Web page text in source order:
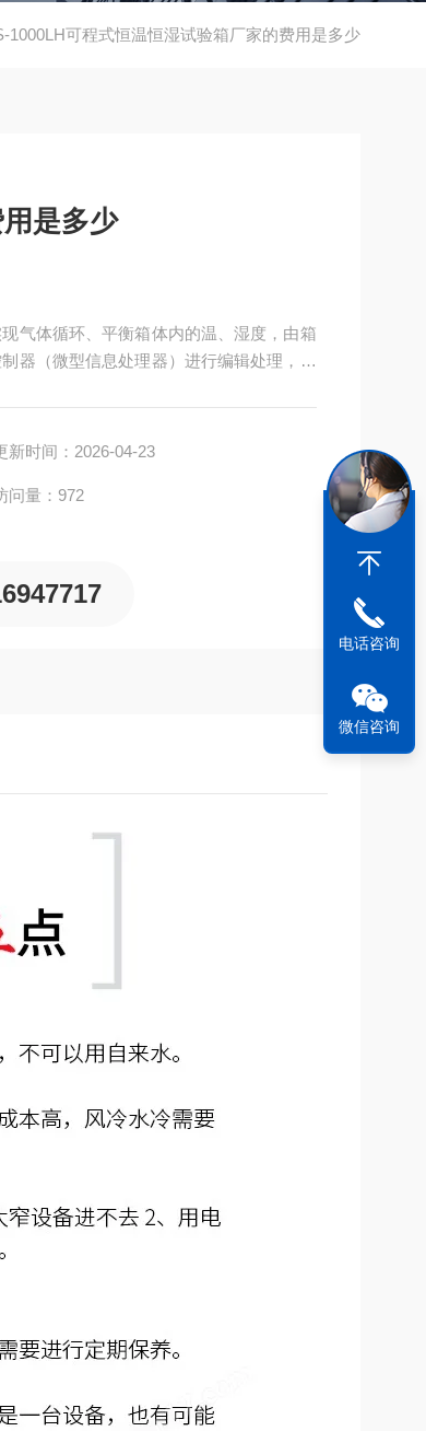
1000LH可程式恒温恒湿试验箱厂家的费用是多少
是多少
气体循环、平衡箱体内的温、湿度，由箱
器（微型信息处理器）进行编辑处理，下
新时间：2026-04-23
问量：972
电话咨询
微信咨询